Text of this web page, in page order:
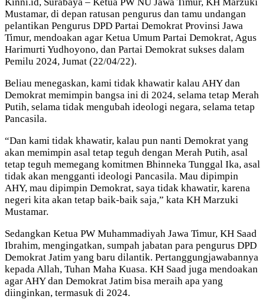
Mustamar, di depan ratusan pengurus dan tamu undangan
pelantikan Pengurus DPD Partai Demokrat Provinsi Jawa
Timur, mendoakan agar Ketua Umum Partai Demokrat, Agus
Harimurti Yudhoyono, dan Partai Demokrat sukses dalam
Pemilu 2024, Jumat (22/04/22).
Beliau menegaskan, kami tidak khawatir kalau AHY dan
Demokrat memimpin bangsa ini di 2024, selama tetap Merah
Putih, selama tidak mengubah ideologi negara, selama tetap
Pancasila.
“Dan kami tidak khawatir, kalau pun nanti Demokrat yang
akan memimpin asal tetap teguh dengan Merah Putih, asal
tetap teguh memegang komitmen Bhinneka Tunggal Ika, asal
tidak akan mengganti ideologi Pancasila. Mau dipimpin
AHY, mau dipimpin Demokrat, saya tidak khawatir, karena
negeri kita akan tetap baik-baik saja,” kata KH Marzuki
Mustamar.
Sedangkan Ketua PW Muhammadiyah Jawa Timur, KH Saad
Ibrahim, mengingatkan, sumpah jabatan para pengurus DPD
Demokrat Jatim yang baru dilantik. Pertanggungjawabannya
kepada Allah, Tuhan Maha Kuasa. KH Saad juga mendoakan
agar AHY dan Demokrat Jatim bisa meraih apa yang
diinginkan, termasuk di 2024.